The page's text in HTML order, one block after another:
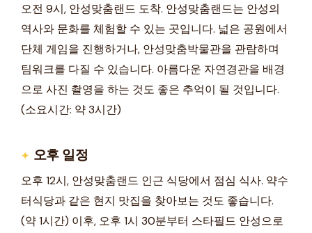
오전 9시, 안성맞춤랜드 도착. 안성맞춤랜드는 안성의
역사와 문화를 체험할 수 있는 곳입니다. 넓은 공원에서
단체 게임을 진행하거나, 안성맞춤박물관을 관람하며
팀워크를 다질 수 있습니다. 아름다운 자연경관을 배경
으로 사진 촬영을 하는 것도 좋은 추억이 될 것입니다.
(소요시간: 약 3시간)
오후 일정
오후 12시, 안성맞춤랜드 인근 식당에서 점심 식사. 약수
터식당과 같은 현지 맛집을 찾아보는 것도 좋습니다.
(약 1시간) 이후, 오후 1시 30분부터 스타필드 안성으로